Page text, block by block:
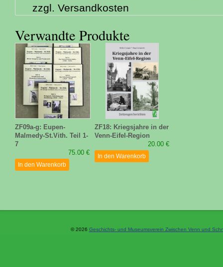
zzgl. Versandkosten
Verwandte Produkte
ZF09a-g: Eupen-
Malmedy-St.Vith. Teil 1-
7
75.00 €
In den Warenkorb
ZF18: Kriegsjahre in der
Venn-Eifel-Region
20.00 €
In den Warenkorb
© 2026 Geschichts- und Museumsverein Zwischen Venn und